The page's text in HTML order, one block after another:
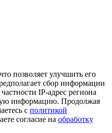
позволяет улучшить его
сбор информации
IP-адрес региона
информацию. Продолжая
с политикой
согласие на обработку